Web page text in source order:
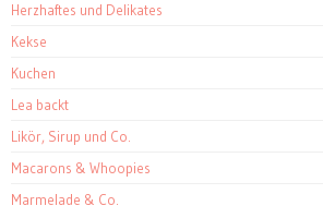
Herzhaftes und Delikates
Kekse
Kuchen
Lea backt
Likör, Sirup und Co.
Macarons & Whoopies
Marmelade & Co.